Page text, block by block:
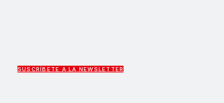
SUSCRÍBETE A LA NEWSLETTER